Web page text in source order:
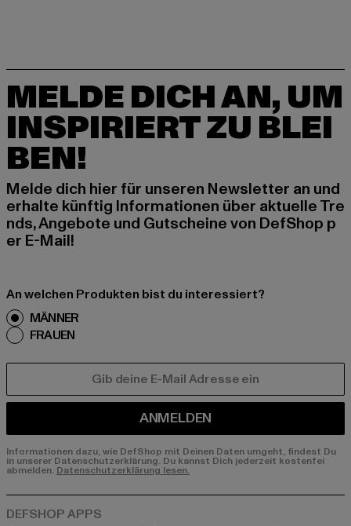
MELDE DICH AN, UM
INSPIRIERT ZU BLEI
BEN!
Melde dich hier für unseren Newsletter an und
erhalte künftig Informationen über aktuelle Tre
nds, Angebote und Gutscheine von DefShop p
er E-Mail!
An welchen Produkten bist du interessiert?
MÄNNER
FRAUEN
ANMELDEN
Informationen dazu, wie DefShop mit Deinen Daten umgeht, findest Du
in unserer Datenschutzerklärung. Du kannst Dich jederzeit kostenfei
abmelden. Datenschutzerklärung lesen.